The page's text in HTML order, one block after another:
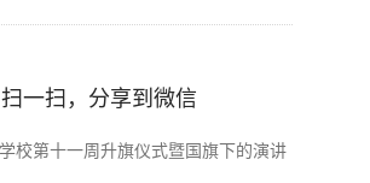
扫一扫，分享到微信